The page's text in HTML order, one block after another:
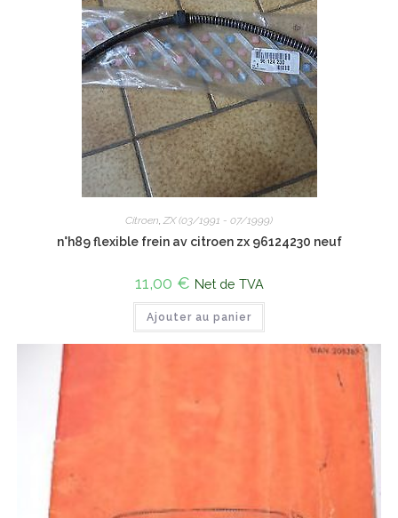
Citroen,ZX (03/1991 - 07/1999)
n°h89 flexible frein av citroen zx 96124230 neuf
11,00 € Net de TVA
Ajouter au panier